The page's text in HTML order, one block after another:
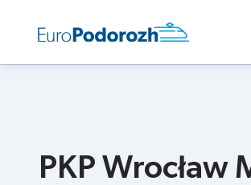
PKP Wrocław